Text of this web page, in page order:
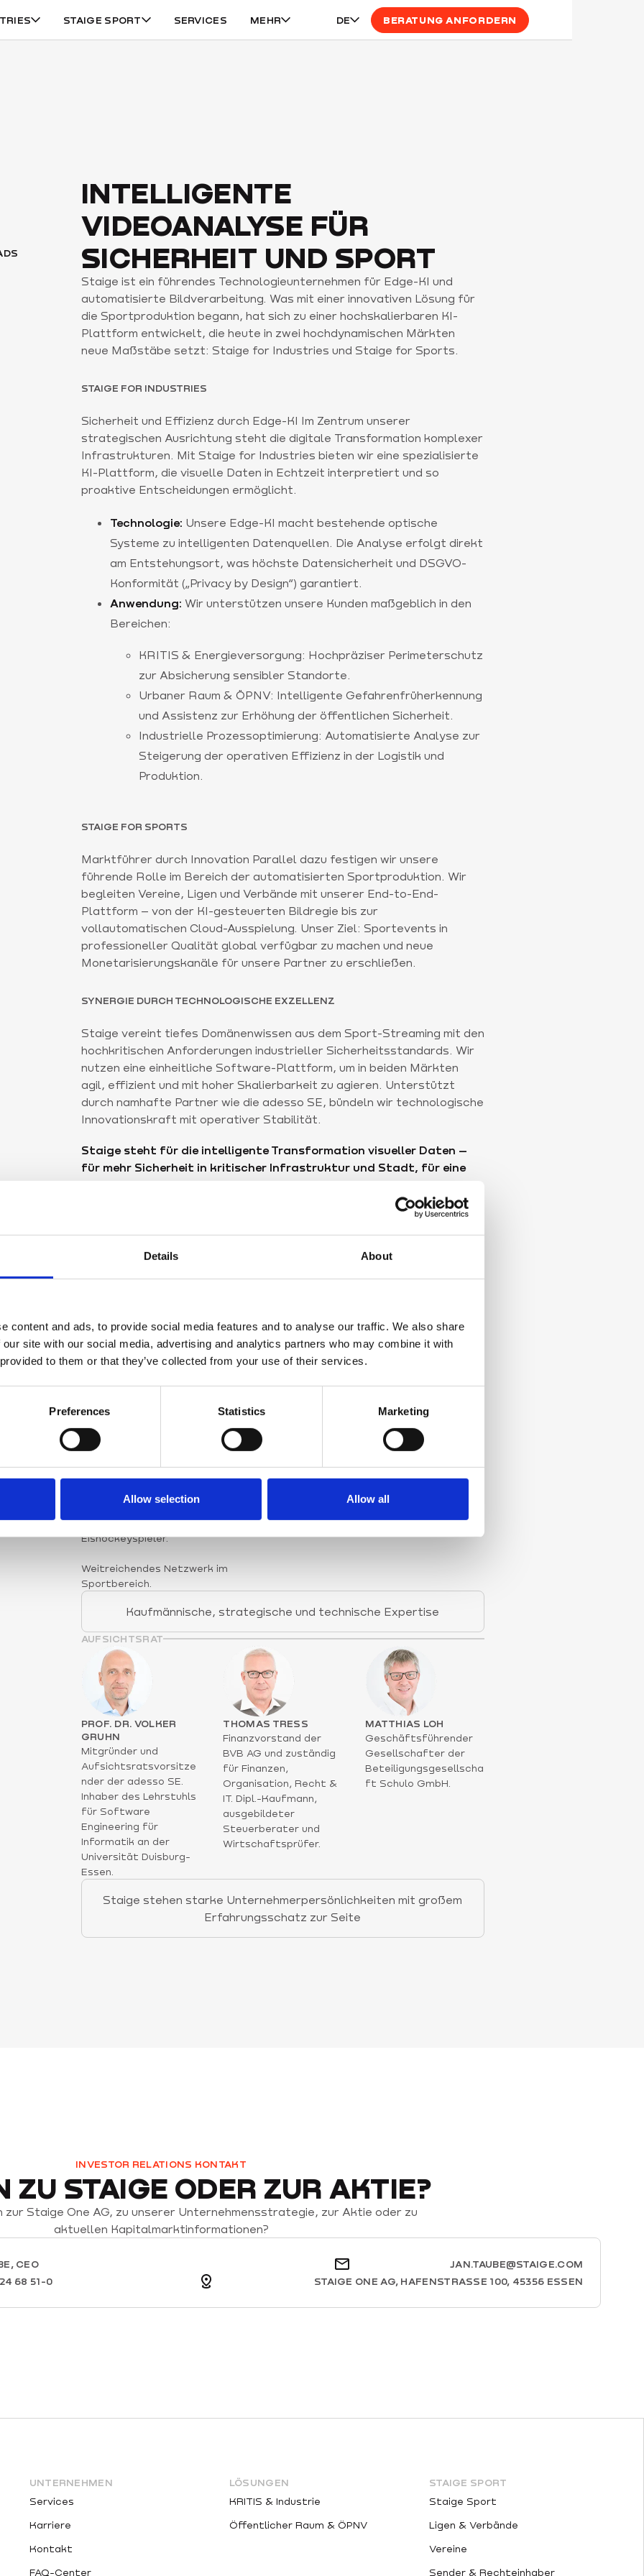
Details About
content and ads, to provide social media features and to analyse our traffic. We also share
site with our social media, advertising and analytics partners who may combine it with
to them or that they’ve collected from your use of their services.
Preferences Statistics Marketing
Allow selection Allow all
STAIGE SPORT SERVICES MEHR DE BERATUNG ANFORDERN
INTELLIGENTE
VIDEOANALYSE FÜR
SICHERHEIT UND SPORT
Staige ist ein führendes Technologieunternehmen für Edge-KI und
automatisierte Bildverarbeitung. Was mit einer innovativen Lösung für
die Sportproduktion begann, hat sich zu einer hochskalierbaren KI-
Plattform entwickelt, die heute in zwei hochdynamischen Märkten
neue Maßstäbe setzt: Staige for Industries und Staige for Sports.
STAIGE FOR INDUSTRIES
Sicherheit und Effizienz durch Edge-KI Im Zentrum unserer
strategischen Ausrichtung steht die digitale Transformation komplexer
Infrastrukturen. Mit Staige for Industries bieten wir eine spezialisierte
KI-Plattform, die visuelle Daten in Echtzeit interpretiert und so
proaktive Entscheidungen ermöglicht.
Technologie: Unsere Edge-KI macht bestehende optische
Systeme zu intelligenten Datenquellen. Die Analyse erfolgt direkt
am Entstehungsort, was höchste Datensicherheit und DSGVO-
Konformität („Privacy by Design“) garantiert.
Anwendung: Wir unterstützen unsere Kunden maßgeblich in den
Bereichen:
KRITIS & Energieversorgung: Hochpräziser Perimeterschutz
zur Absicherung sensibler Standorte.
Urbaner Raum & ÖPNV: Intelligente Gefahrenfrüherkennung
und Assistenz zur Erhöhung der öffentlichen Sicherheit.
Industrielle Prozessoptimierung: Automatisierte Analyse zur
Steigerung der operativen Effizienz in der Logistik und
Produktion.
STAIGE FOR SPORTS
Marktführer durch Innovation Parallel dazu festigen wir unsere
führende Rolle im Bereich der automatisierten Sportproduktion. Wir
begleiten Vereine, Ligen und Verbände mit unserer End-to-End-
Plattform – von der KI-gesteuerten Bildregie bis zur
vollautomatischen Cloud-Ausspielung. Unser Ziel: Sportevents in
professioneller Qualität global verfügbar zu machen und neue
Monetarisierungskanäle für unsere Partner zu erschließen.
SYNERGIE DURCH TECHNOLOGISCHE EXZELLENZ
Staige vereint tiefes Domänenwissen aus dem Sport-Streaming mit den
hochkritischen Anforderungen industrieller Sicherheitsstandards. Wir
nutzen eine einheitliche Software-Plattform, um in beiden Märkten
agil, effizient und mit hoher Skalierbarkeit zu agieren. Unterstützt
durch namhafte Partner wie die adesso SE, bündeln wir technologische
Innovationskraft mit operativer Stabilität.
Staige steht für die intelligente Transformation visueller Daten –
für mehr Sicherheit in kritischer Infrastruktur und Stadt, für eine
UNTERNEHMENSSTRUKTUR & MANAGEMENT
HOLDING
MANAGEMENT
JAN TAUBE, CEO
Mitgründer, Geschäftsführer und
Gesellschafter der Staige GmbH &
Vertrieb und Marktentwicklung bei
Eurowings. Abschluss in
und ehemaliger Profi-
Eishockeyspieler.
Weitreichendes Netzwerk im
Sportbereich.
MARVIN BAUDEWIG, CTO
Mitgründer, Geschäftsführer und
Gesellschafter der Staige GmbH &
Development be imifitto. Master der
Ingenieurinformatik im Bereich
Kaufmännische, strategische und technische Expertise
AUFSICHTSRAT
PROF. DR. VOLKER
GRUHN
Mitgründer und
Aufsichtsratsvorsitze
nder der adesso SE.
Inhaber des Lehrstuhls
für Software
Engineering für
Informatik an der
Universität Duisburg-
Essen.
THOMAS TRESS
Finanzvorstand der
BVB AG und zuständig
für Finanzen,
Organisation, Recht &
IT. Dipl.-Kaufmann,
ausgebildeter
Steuerberater und
Wirtschaftsprüfer.
MATTHIAS LOH
Geschäftsführender
Gesellschafter der
Beteiligungsgesellscha
ft Schulo GmbH.
Staige stehen starke Unternehmerpersönlichkeiten mit großem
Erfahrungsschatz zur Seite
INVESTOR RELATIONS KONTAKT
ZU STAIGE ODER ZUR AKTIE?
zur Staige One AG, zu unserer Unternehmensstrategie, zur Aktie oder zu
aktuellen Kapitalmarktinformationen?
CEO
JAN.TAUBE@STAIGE.COM
68 51-0
STAIGE ONE AG, HAFENSTRASSE 100, 45356 ESSEN
UNTERNEHMEN
Services
Karriere
Kontakt
FAQ-Center
LÖSUNGEN
KRITIS & Industrie
Öffentlicher Raum & ÖPNV
STAIGE SPORT
Staige Sport
Ligen & Verbände
Vereine
Sender & Rechteinhaber